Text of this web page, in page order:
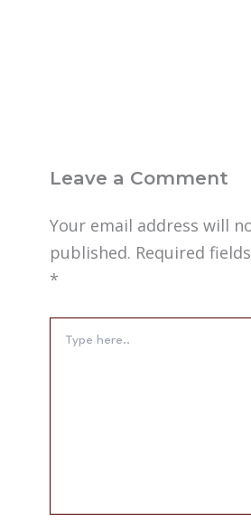
Leave a Comment
Your email address will
published. Required
*
here..